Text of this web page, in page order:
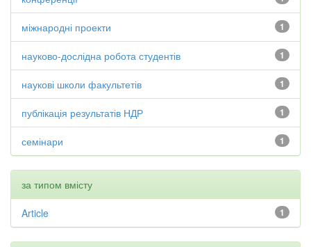
1
міжнародні проекти
1
науково-дослідна робота студентів
1
наукові школи факультетів
1
публікація результатів НДР
1
семінари
за типом вмісту
1
Article